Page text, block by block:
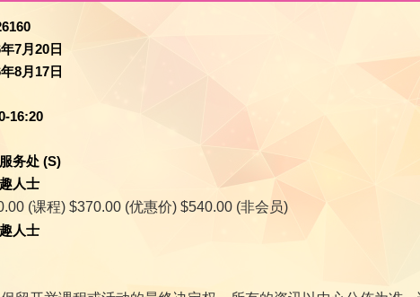
7月20日
8月17日
16:20
务处 (S)
人士
(课程) $370.00 (优惠价) $540.00 (非会员)
人士